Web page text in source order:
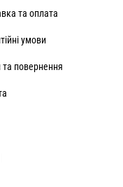
та оплата
умови
та повернення